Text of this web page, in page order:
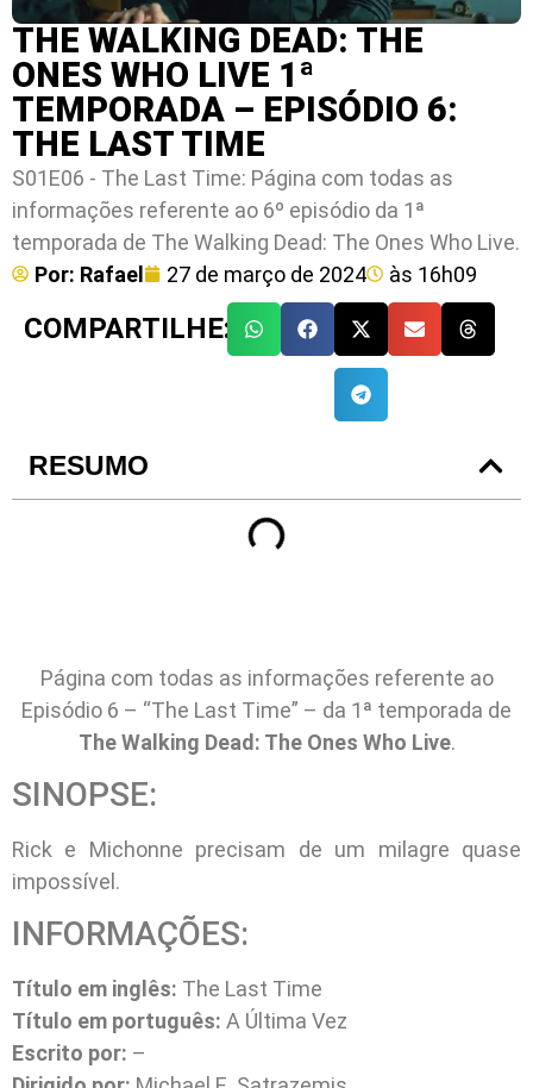
THE WALKING DEAD: THE
ONES WHO LIVE 1ª
TEMPORADA – EPISÓDIO 6:
THE LAST TIME
S01E06 - The Last Time: Página com todas as
informações referente ao 6º episódio da 1ª
temporada de The Walking Dead: The Ones Who Live.
Por: Rafael 27 de março de 2024 às 16h09
COMPARTILHE:
RESUMO
Página com todas as informações referente ao
Episódio 6 – “The Last Time” – da 1ª temporada de
The Walking Dead: The Ones Who Live.
SINOPSE:
Rick e Michonne precisam de um milagre quase
impossível.
INFORMAÇÕES:
Título em inglês: The Last Time
Título em português: A Última Vez
Escrito por: –